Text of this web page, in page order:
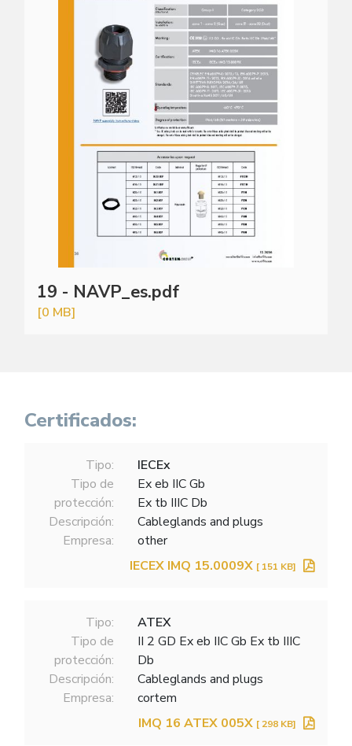
19 - NAVP_es.pdf
[0 MB]
Certificados:
Tipo:
IECEx
Tipo de
protección:
Ex eb IIC Gb
Ex tb IIIC Db
Descripción:
Cableglands and plugs
Empresa:
other
IECEX IMQ 15.0009X [ 151 KB]
Tipo:
ATEX
Tipo de
protección:
II 2 GD Ex eb IIC Gb Ex tb IIIC
Db
Descripción:
Cableglands and plugs
Empresa:
cortem
IMQ 16 ATEX 005X [ 298 KB]